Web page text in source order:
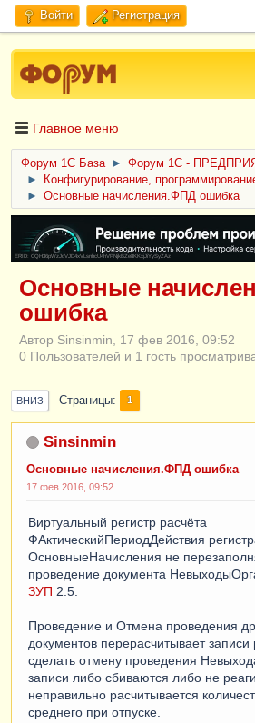
Войти Регистрация
Главное меню
Форум 1C База ►
Форум 1С -
►
Конфигурирование,
►
Основные начисления.ФПД ошибка
ERID: CQH36pWzJqVJD4xVLsnhcU4hVPNjkBZe8KKxjJiYySyZAz
Основные
ошибка
Автор Sinsinmin, 17 фев 2016, 09:52
0 Пользователей и 1 гость
ВНИЗ Страницы 1
Sinsinmin
Основные начисления.ФПД ошибка
17 фев 2016, 09:52
Виртуальный регистр расчёта
ФАктическийПериодДействия
ОсновныеНачисления не
проведение документа
ЗУП 2.5.
Проведение и Отмена проведения
документов перерасчитывает записи
сделать отмену проведения
записи либо сбиваются либо не
неправильно расчитывается
среднего при отпуске.